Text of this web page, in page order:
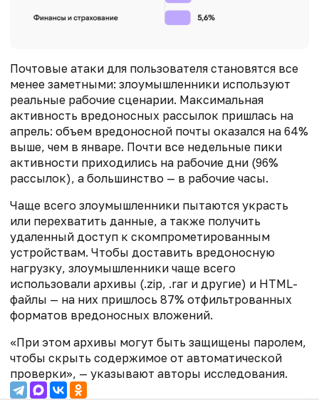
Почтовые атаки для пользователя становятся все
менее заметными: злоумышленники используют
реальные рабочие сценарии. Максимальная
активность вредоносных рассылок пришлась на
апрель: объем вредоносной почты оказался на 64%
выше, чем в январе. Почти все недельные пики
активности приходились на рабочие дни (96%
рассылок), а большинство — в рабочие часы.
Чаще всего злоумышленники пытаются украсть
или перехватить данные, а также получить
удаленный доступ к скомпрометированным
устройствам. Чтобы доставить вредоносную
нагрузку, злоумышленники чаще всего
использовали архивы (.zip, .rar и другие) и HTML-
файлы — на них пришлось 87% отфильтрованных
форматов вредоносных вложений.
«При этом архивы могут быть защищены паролем,
чтобы скрыть содержимое от автоматической
проверки», — указывают авторы исследования.